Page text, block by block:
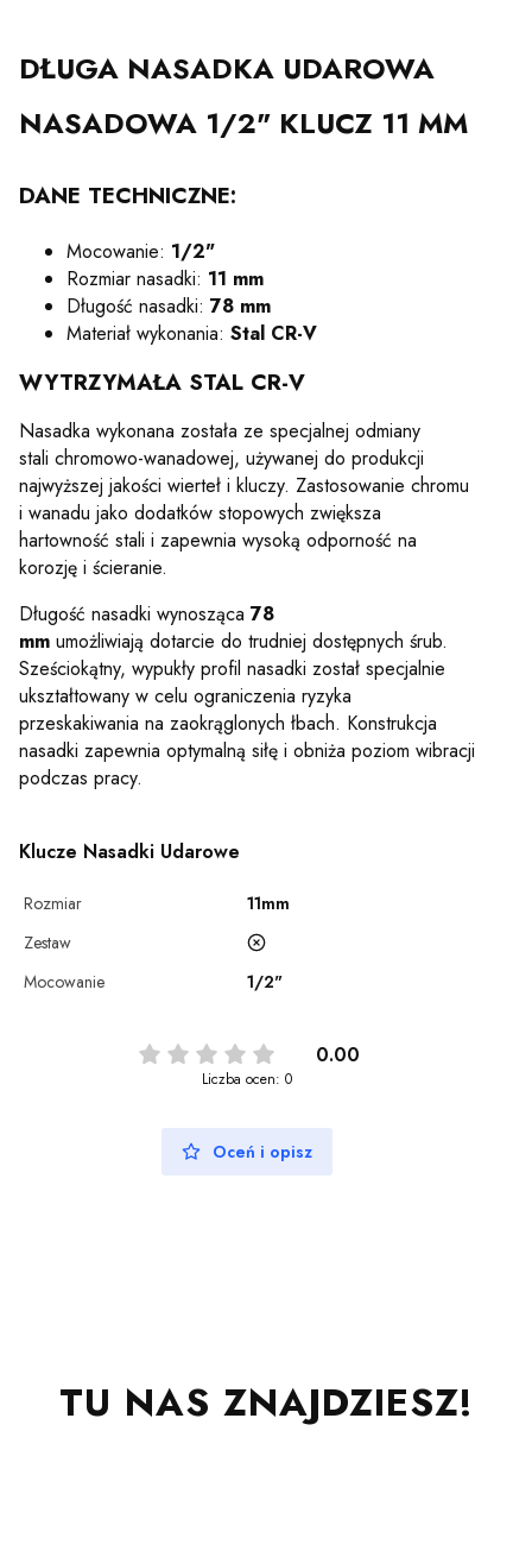
DŁUGA NASADKA UDAROWA
NASADOWA 1/2" KLUCZ 11 MM
DANE TECHNICZNE:
Mocowanie: 1/2"
Rozmiar nasadki: 11 mm
Długość nasadki: 78 mm
Materiał wykonania: Stal CR-V
WYTRZYMAŁA STAL CR-V
Nasadka wykonana została ze specjalnej odmiany
stali chromowo-wanadowej, używanej do produkcji
najwyższej jakości wierteł i kluczy. Zastosowanie chromu
i wanadu jako dodatków stopowych zwiększa
hartowność stali i zapewnia wysoką odporność na
korozję i ścieranie.
Długość nasadki wynosząca 78
mm umożliwiają dotarcie do trudniej dostępnych śrub.
Sześciokątny, wypukły profil nasadki został specjalnie
ukształtowany w celu ograniczenia ryzyka
przeskakiwania na zaokrąglonych łbach. Konstrukcja
nasadki zapewnia optymalną siłę i obniża poziom wibracji
podczas pracy.
Klucze Nasadki Udarowe
Rozmiar
11mm
Zestaw
Mocowanie 1/2"
0.00
Liczba ocen: 0
Oceń i opisz
TU NAS ZNAJDZIESZ!